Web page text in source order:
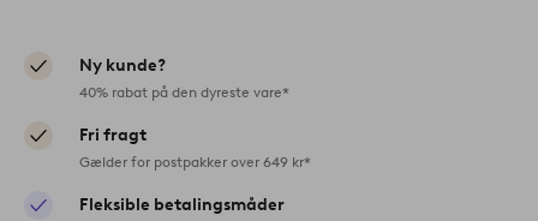
Ny kunde?
40% rabat på den dyreste vare*
Fri fragt
Gælder for postpakker over 649 kr*
Fleksible betalingsmåder